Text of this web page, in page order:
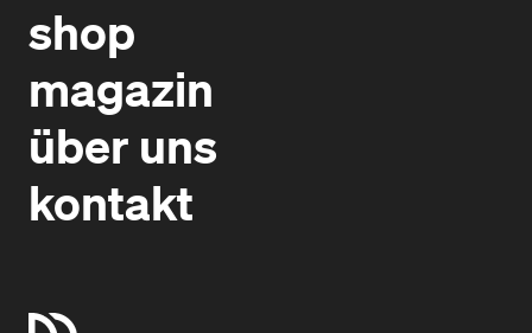
shop
magazin
über uns
kontakt